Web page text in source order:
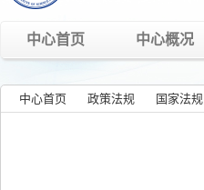
中心首页 中心概况
中心首页 政策法规 国家法规